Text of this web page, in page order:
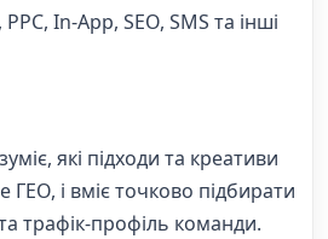
In-App, SEO, SMS та інші
які підходи та креативи
і вміє точково підбирати
трафік-профіль команди.